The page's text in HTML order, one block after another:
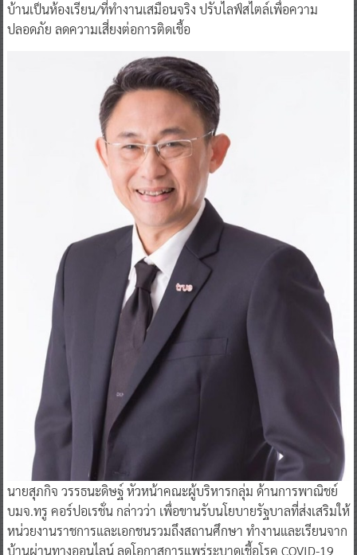
บ้านเป็นห้องเรียน/ที่ทำงานเสมือนจริง ปรับไลฟ์สไตล์เพื่อความ
ปลอดภัย ลดความเสี่ยงต่อการติดเชื้อ
นายสุภกิจ วรรธนะดิษฐ์ หัวหน้าคณะผู้บริหารกลุ่ม ด้านการพาณิชย์
บมจ.ทรู คอร์ปอเรชั่น กล่าวว่า เพื่อขานรับนโยบายรัฐบาลที่ส่งเสริมให้
หน่วยงานราชการและเอกชนรวมถึงสถานศึกษา ทำงานและเรียนจาก
บ้านผ่านทางออนไลน์ ลดโอกาสการแพร่ระบาดเชื้อโรค COVID-19